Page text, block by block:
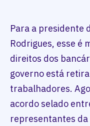
Para a presidente
Rodrigues, esse é
direitos dos
governo está
trabalhadores.
acordo selado
representantes da